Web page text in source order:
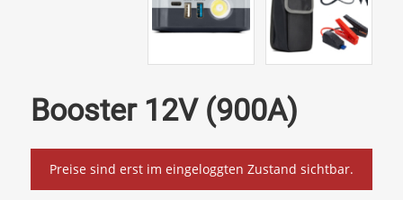
Booster 12V (900A)
Preise sind erst im eingeloggten Zustand sichtbar.